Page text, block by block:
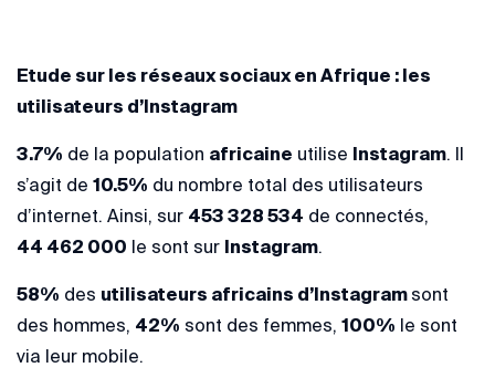
Etude sur les réseaux sociaux en Afrique : les
utilisateurs d’Instagram
3.7% de la population africaine utilise Instagram. Il
s’agit de 10.5% du nombre total des utilisateurs
d’internet. Ainsi, sur 453 328 534 de connectés,
44 462 000 le sont sur Instagram.
58% des utilisateurs africains d’Instagram sont
des hommes, 42% sont des femmes, 100% le sont
via leur mobile.